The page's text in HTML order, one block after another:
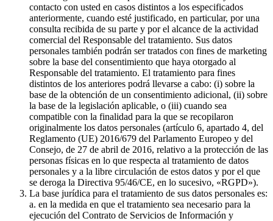
contacto con usted en casos distintos a los especificados
anteriormente, cuando esté justificado, en particular, por una
consulta recibida de su parte y por el alcance de la actividad
comercial del Responsable del tratamiento. Sus datos
personales también podrán ser tratados con fines de marketing
sobre la base del consentimiento que haya otorgado al
Responsable del tratamiento. El tratamiento para fines
distintos de los anteriores podrá llevarse a cabo: (i) sobre la
base de la obtención de un consentimiento adicional, (ii) sobre
la base de la legislación aplicable, o (iii) cuando sea
compatible con la finalidad para la que se recopilaron
originalmente los datos personales (artículo 6, apartado 4, del
Reglamento (UE) 2016/679 del Parlamento Europeo y del
Consejo, de 27 de abril de 2016, relativo a la protección de las
personas físicas en lo que respecta al tratamiento de datos
personales y a la libre circulación de estos datos y por el que
se deroga la Directiva 95/46/CE, en lo sucesivo, «RGPD»).
La base jurídica para el tratamiento de sus datos personales es:
a. en la medida en que el tratamiento sea necesario para la
ejecución del Contrato de Servicios de Información y